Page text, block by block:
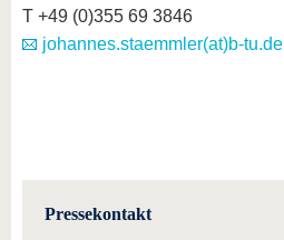
T +49 (0)355 69 3846
johannes.staemmler(at)b-tu.de
Pressekontakt